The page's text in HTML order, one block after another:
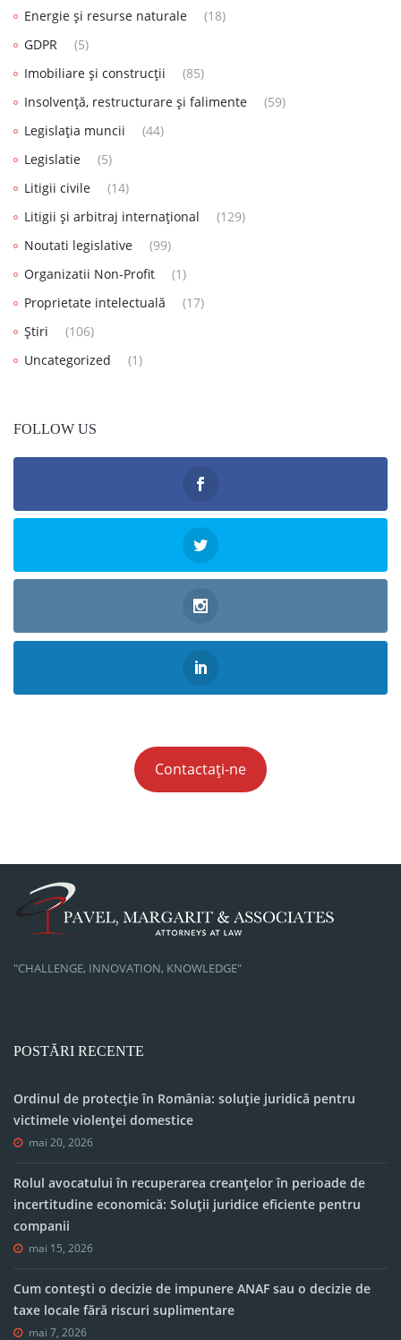
Energie și resurse naturale
(18)
GDPR
(5)
Imobiliare și construcții
(85)
Insolvență, restructurare și falimente
(59)
Legislația muncii
(44)
Legislatie
(5)
Litigii civile
(14)
Litigii și arbitraj internațional
(129)
Noutati legislative
(99)
Organizatii Non-Profit
(1)
Proprietate intelectuală
(17)
Știri
(106)
Uncategorized
(1)
FOLLOW US
Contactați-ne
"CHALLENGE, INNOVATION, KNOWLEDGE"
POSTĂRI RECENTE
Ordinul de protecție în România: soluție juridică pentru
victimele violenței domestice
mai 20, 2026
Rolul avocatului în recuperarea creanțelor în perioade de
incertitudine economică: Soluții juridice eficiente pentru
companii
mai 15, 2026
Cum contești o decizie de impunere ANAF sau o decizie de
taxe locale fără riscuri suplimentare
mai 7, 2026